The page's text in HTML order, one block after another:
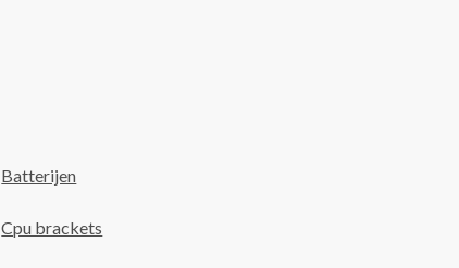
Batterijen
Cpu brackets